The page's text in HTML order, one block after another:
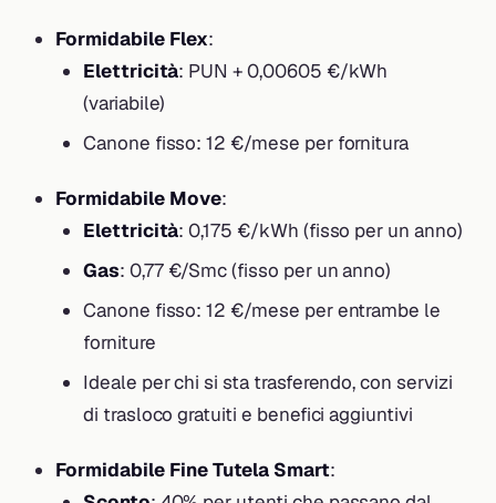
Formidabile Flex:
Elettricità: PUN + 0,00605 €/kWh
(variabile)
Canone fisso: 12 €/mese per fornitura
Formidabile Move:
Elettricità: 0,175 €/kWh (fisso per un anno)
Gas: 0,77 €/Smc (fisso per un anno)
Canone fisso: 12 €/mese per entrambe le
forniture
Ideale per chi si sta trasferendo, con servizi
di trasloco gratuiti e benefici aggiuntivi
Formidabile Fine Tutela Smart: